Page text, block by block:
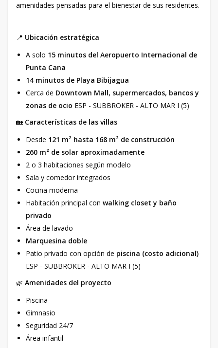
amenidades pensadas para el bienestar de sus residentes.
📍 Ubicación estratégica
A solo 15 minutos del Aeropuerto Internacional de
Punta Cana
14 minutos de Playa Bibijagua
Cerca de Downtown Mall, supermercados, bancos y
zonas de ocio ESP - SUBBROKER - ALTO MAR I (5)
🏡 Características de las villas
Desde 121 m² hasta 168 m² de construcción
260 m² de solar aproximadamente
2 o 3 habitaciones según modelo
Sala y comedor integrados
Cocina moderna
Habitación principal con walking closet y baño
privado
Área de lavado
Marquesina doble
Patio privado con opción de piscina (costo adicional)
ESP - SUBBROKER - ALTO MAR I (5)
🌿 Amenidades del proyecto
Piscina
Gimnasio
Seguridad 24/7
Área infantil